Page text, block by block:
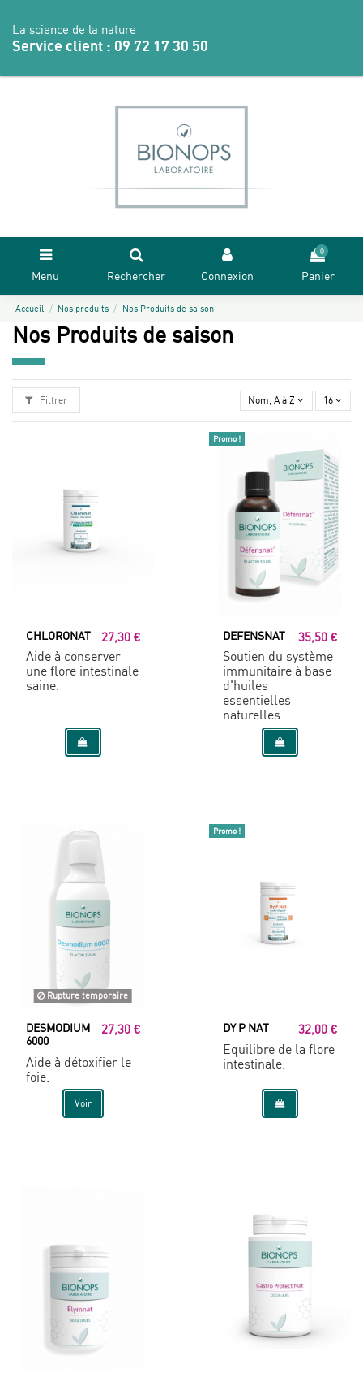
La science de la nature
Service client : 09 72 17 30 50
Menu Rechercher Connexion
0
Panier
Accueil Nos produits Nos Produits de saison
Nos Produits de saison
Filtrer Nom, A à Z 16
CHLORONAT
27,30 €
Aide à conserver
une flore intestinale
saine.
Promo !
DEFENSNAT
35,50 €
Soutien du système
immunitaire à base
d'huiles
essentielles
naturelles.
Rupture temporaire
DESMODIUM
6000
27,30 €
Aide à détoxifier le
foie.
Voir
Promo !
DY P NAT
32,00 €
Equilibre de la flore
intestinale.